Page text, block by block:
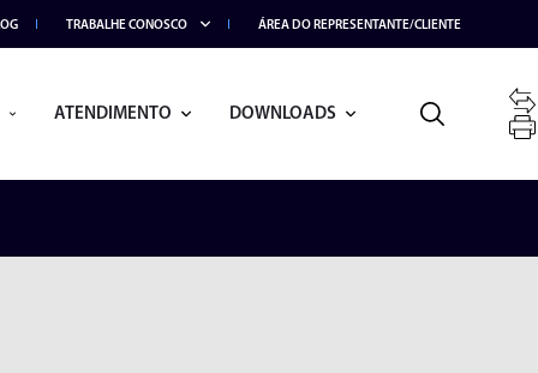
TRABALHE CONOSCO ÁREA DO REPRESENTANTE/CLIENTE
ATENDIMENTO DOWNLOADS